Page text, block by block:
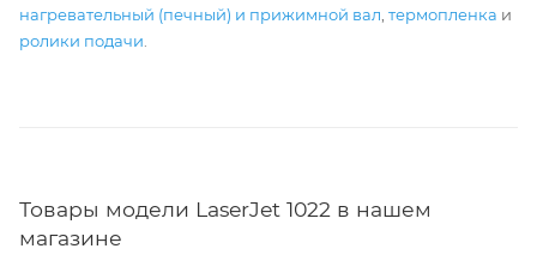
нагревательный (печный) и прижимной вал термопленка и
ролики подачи
Товары модели LaserJet 1022 в нашем
магазине